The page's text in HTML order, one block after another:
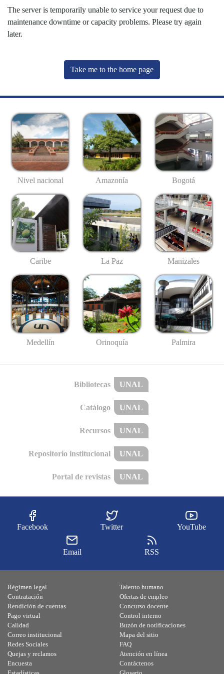
The server is temporarily unable to service your request due to
maintenance downtime or capacity problems. Please try again
later.
Take me to the home page
Nivel nacional Amazonía Bogotá
Caribe La Paz Manizales
Medellín Orinoquía Palmira
Bibliotecas UNAL
Catálogo UNAL
Recursos UNAL
Repositorio institucional UNAL
Portal de revistas UNAL
Facebook Twitter YouTube
Email RSS
Régimen legal
Contratación
Rendición de cuentas
Pago virtual
Calidad
Talento humano
Ofertas de empleo
Concurso docente
Control interno
Buzón de notificaciones
Correo institucional
Redes Sociales
Quejas y reclamos
Encuesta
Mapa del sitio
FAQ
Atención en línea
Contáctenos